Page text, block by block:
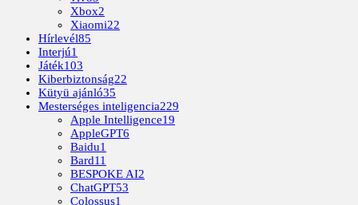
Xbox2
Xiaomi22
Hírlevél85
Interjú1
Játék103
Kiberbiztonság22
Kütyü ajánló35
Mesterséges inteligencia229
Apple Intelligence19
AppleGPT6
Baidu1
Bard11
BESPOKE AI2
ChatGPT53
Colossus1